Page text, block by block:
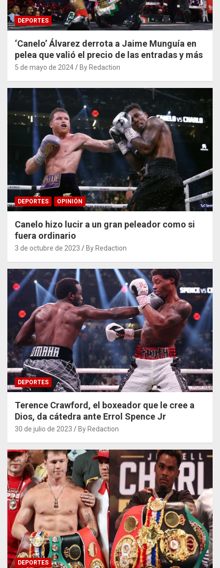
DEPORTES
‘Canelo’ Álvarez derrota a Jaime Munguía en
pelea que valió el precio de las entradas y más
5 de mayo de 2024 By Redaction
DEPORTES OPINIÓN
Canelo hizo lucir a un gran peleador como si
fuera ordinario
3 de octubre de 2023 By Redaction
DEPORTES
Terence Crawford, el boxeador que le cree a
Dios, da cátedra ante Errol Spence Jr
30 de julio de 2023 By Redaction
DEPORTES